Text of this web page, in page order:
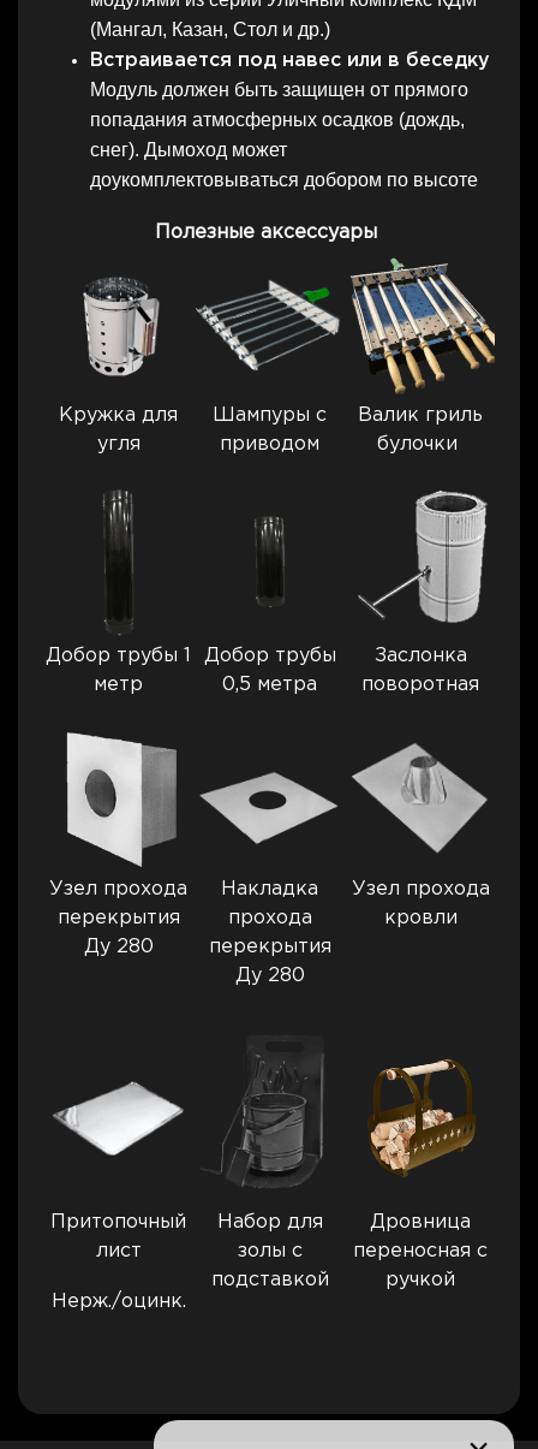
(Мангал, Казан, Стол и др.)
Встраивается под навес или в беседку
Модуль должен быть защищен от прямого
попадания атмосферных осадков (дождь,
снег). Дымоход может
доукомплектовываться добором по высоте
Полезные аксессуары
Кружка для
угля
Шампуры с
приводом
Валик гриль
булочки
Добор трубы 1
метр
Добор трубы
0,5 метра
Заслонка
поворотная
Узел прохода
перекрытия
Ду 280
Накладка
прохода
перекрытия
Ду 280
Узел прохода
кровли
Притопочный
лист
Нерж./оцинк.
Набор для
золы с
подставкой
Дровница
переносная с
ручкой